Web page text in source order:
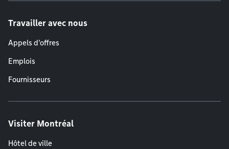
Travailler avec nous
Appels d'offres
Emplois
Fournisseurs
Visiter Montréal
Hôtel de ville